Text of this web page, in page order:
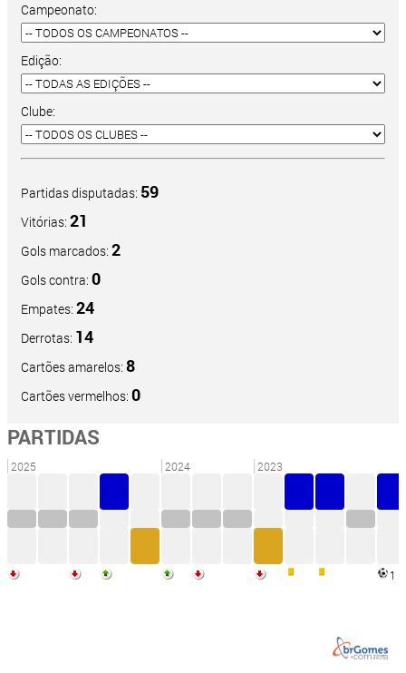
Campeonato:
Edição:
Clube:
Partidas disputadas: 59
Vitórias: 21
Gols marcados: 2
Gols contra: 0
Empates: 24
Derrotas: 14
Cartões amarelos: 8
Cartões vermelhos: 0
PARTIDAS
2025 2024 2023
1